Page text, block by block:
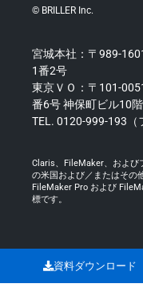
© BRILLER Inc.
宮城本社：〒989-
1番2号
東京ＶＯ：〒101-
番6号 神保町ビル10階
TEL. 0120-999-193（
Claris、FileMaker、および
の米国および／またはその
FileMaker Pro および
標です。
資料ダウンロード